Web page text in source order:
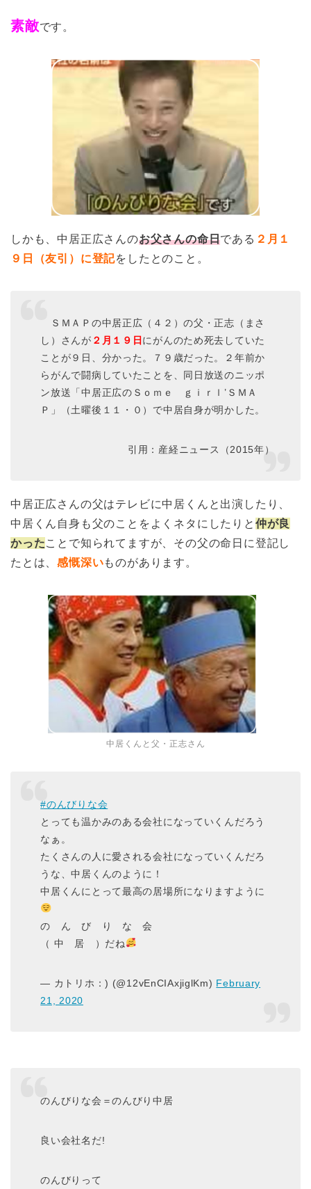
素敵です。
しかも、中居正広さんのお父さんの命日である ２月１
９日（友引）に登記をしたとのこと。
ＳＭＡＰの中居正広（４２）の父・正志（まさ
し）さんが ２月１９日 にがんのため死去していた
ことが９日、分かった。７９歳だった。２年前か
らがんで闘病していたことを、同日放送のニッポ
ン放送「中居正広のＳｏｍｅ ｇｉｒｌ’ＳＭＡ
Ｐ」（土曜後１１・０）で中居自身が明かした。
引用：産経ニュース（2015年）
中居正広さんの父はテレビに中居くんと出演したり、
中居くん自身も父のことをよくネタにしたりと 仲が良
かったことで知られてますが、その父の命日に登記し
たとは、感慨深いものがあります。
中居くんと父・正志さん
#のんびりな会
とっても温かみのある会社になっていくんだろう
なぁ。
たくさんの人に愛される会社になっていくんだろ
うな、中居くんのように！
中居くんにとって最高の居場所になりますように
の ん び り な 会
（ 中 居 ）だね
— カトリホ：) (@12vEnCIAxjiglKm) February
21, 2020
のんびりな会＝のんびり中居
良い会社名だ!
のんびりって